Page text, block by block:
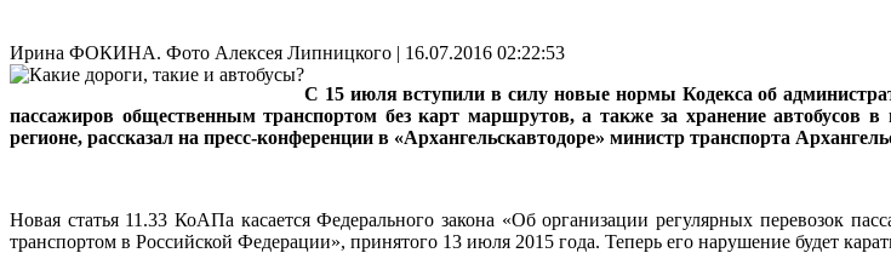
Ирина ФОКИНА. Фото Алексея Липницкого | 16.07.2016 02:22:53
С 15 июля вступили в силу новые нормы Кодекса об
пассажиров общественным транспортом без карт маршрутов, а также за хранение автобусов
регионе, рассказал на пресс-конференции в «Архангельскавтодоре» министр транспорта
Новая статья 11.33 КоАПа касается Федерального закона «Об организации регулярных перевозок
транспортом в Российской Федерации», принятого 13 июля 2015 года. Теперь его нарушение будет